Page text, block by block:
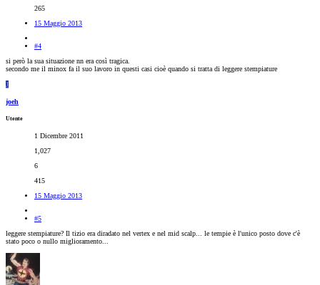
265
15 Maggio 2013
#4
si però la sua situazione nn era così tragica.
secondo me il minox fa il suo lavoro in questi casi cioè quando si tratta di leggere stempiature
J
joeh
Utente
1 Dicembre 2011
1,027
6
415
15 Maggio 2013
#5
leggere stempiature? Il tizio era diradato nel vertex e nel mid scalp... le tempie è l'unico posto dove c'è
stato poco o nullo miglioramento...